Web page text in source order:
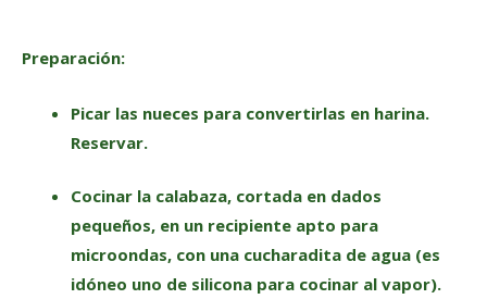
Preparación:
Picar las nueces para convertirlas en harina.
Reservar.
Cocinar la calabaza, cortada en dados
pequeños, en un recipiente apto para
microondas, con una cucharadita de agua (es
idóneo uno de silicona para cocinar al vapor).